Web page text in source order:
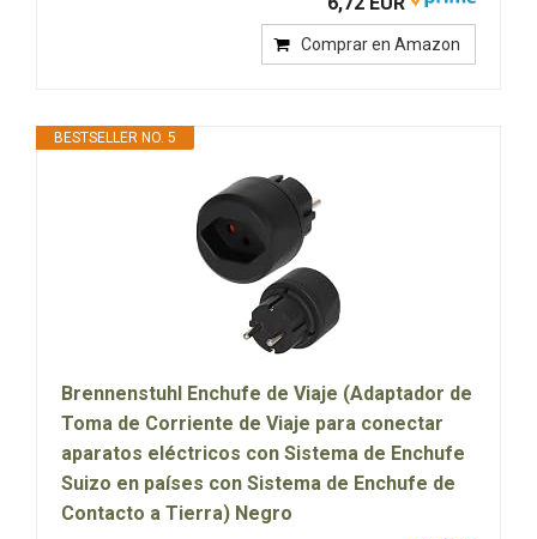
Comprar en Amazon
BESTSELLER NO. 5
Brennenstuhl Enchufe de Viaje (Adaptador de
Toma de Corriente de Viaje para conectar
aparatos eléctricos con Sistema de Enchufe
Suizo en países con Sistema de Enchufe de
Contacto a Tierra) Negro